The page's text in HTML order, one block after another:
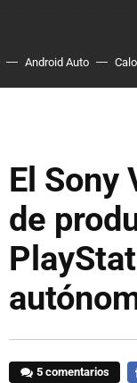
Android Auto
El Sony
de
5 comentarios